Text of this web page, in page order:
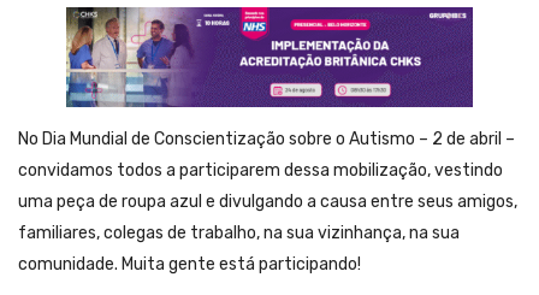
No Dia Mundial de Conscientização sobre o Autismo – 2 de abril –
convidamos todos a participarem dessa mobilização, vestindo
uma peça de roupa azul e divulgando a causa entre seus amigos,
familiares, colegas de trabalho, na sua vizinhança, na sua
comunidade. Muita gente está participando!